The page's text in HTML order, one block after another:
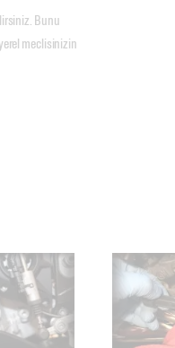
Bunu
yerel meclisinizin